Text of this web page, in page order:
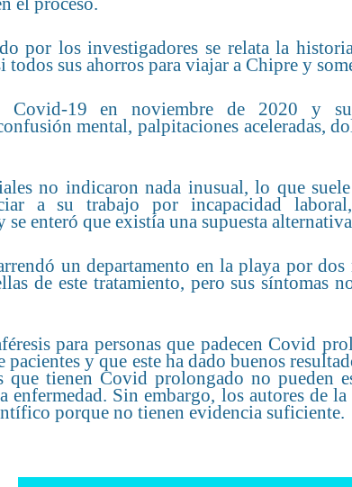
por los investigadores se relata la
todos sus ahorros para viajar a Chipre y
Covid-19 en noviembre de 2020 y
mental, palpitaciones aceleradas,
no indicaron nada inusual, lo que
a su trabajo por incapacidad
enteró que existía una supuesta
un departamento en la playa por dos
de este tratamiento, pero sus síntomas
para personas que padecen Covid
y que este ha dado buenos
que tienen Covid prolongado no pueden
enfermedad. Sin embargo, los autores de
porque no tienen evidencia suficiente.